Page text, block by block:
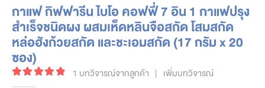
กาแฟ กิฟฟารีน ไบโอ คอฟฟี่ 7 อิน 1 กาแฟปรุง
สำเร็จชนิดผง ผสมเห็ดหลินจือสกัด โสมสกัด
หล่อฮังก้วยสกัด และชะเอมสกัด (17 กรัม x 20
ซอง)
5.00
1 บทวิจารณ์จากลูกค้า | เพิ่มบทวิจารณ์